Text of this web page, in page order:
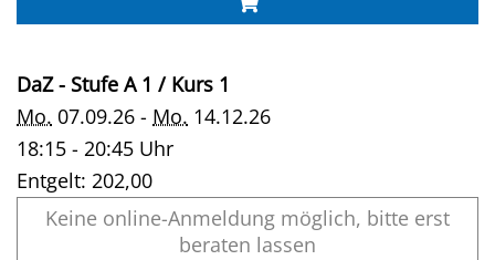
DaZ - Stufe A 1 / Kurs 1
Mo. 07.09.26 - Mo. 14.12.26
18:15 - 20:45 Uhr
Entgelt: 202,00
Keine online-Anmeldung möglich, bitte erst
beraten lassen